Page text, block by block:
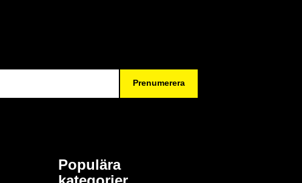
Prenumerera
Populära